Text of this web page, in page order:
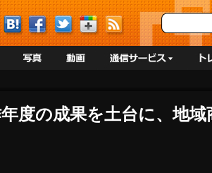
度の成果を土台に、地域